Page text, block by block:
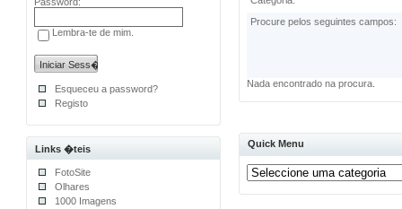
Lembra-te de mim.
Esqueceu a password?
Registo
Links �teis
FotoSite
Olhares
1000 Imagens
Procure pelos seguintes campos:
Nada encontrado na procura.
Quick Menu